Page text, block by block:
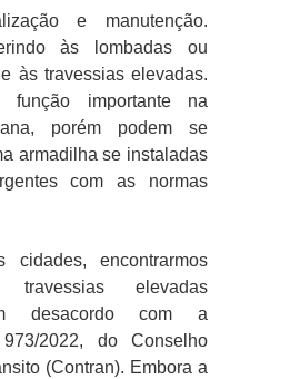
e manutenção.
às lombadas ou
e às travessias elevadas.
função importante na
porém podem se
armadilha se instaladas
com as normas
cidades, encontrarmos
elevadas
desacordo com a
2022, do Conselho
(Contran). Embora a